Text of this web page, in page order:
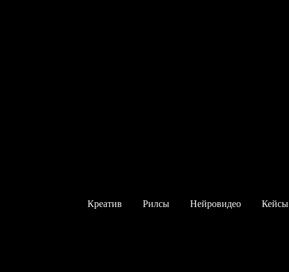
Креатив Рилсы Нейровидео Кейсы